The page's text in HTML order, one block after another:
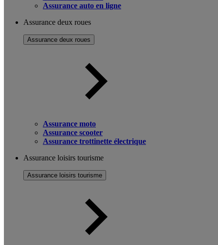
Assurance auto en ligne
Assurance deux roues
Assurance deux roues
Assurance moto
Assurance scooter
Assurance trottinette électrique
Assurance loisirs tourisme
Assurance loisirs tourisme